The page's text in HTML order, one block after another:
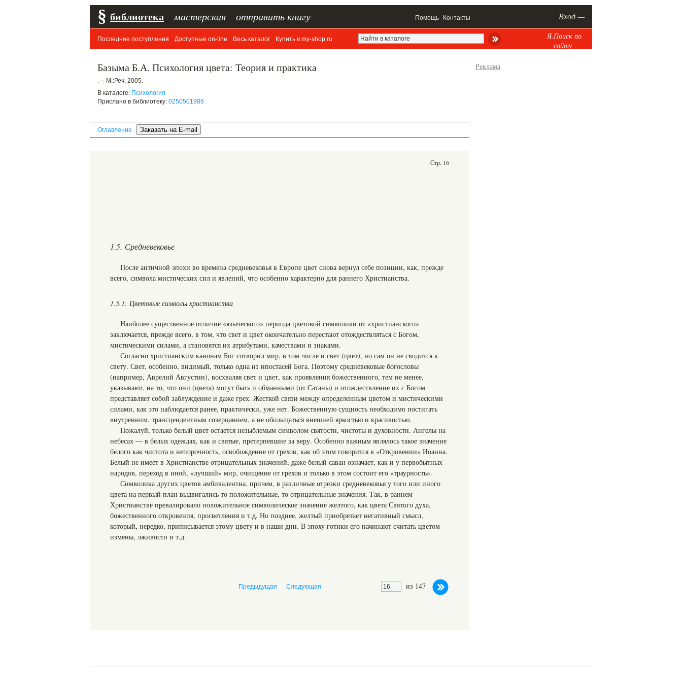
§ библиотека мастерская отправить книгу Помощь Контакты Вход —
Последние поступления Доступные on-line Весь каталог Купить в my-shop.ru
Я.Поиск по
сайту
Базыма Б.А. Психология цвета: Теория и практика
. -- М.:Реч, 2005.
В каталоге: Психология
Прислано в библиотеку: 0250501986
Оглавление
Стр. 16
1.5. Средневековье
После античной эпохи во времена средневековья в Европе цвет снова вернул себе позиции, как, прежде
всего, символа мистических сил и явлений, что особенно характерно для раннего Христианства.
1.5.1. Цветовые символы христианства
Наиболее существенное отличие «языческого» периода цветовой символики от «христианского»
заключается, прежде всего, в том, что свет и цвет окончательно перестают отождествляться с Богом,
мистическими силами, а становятся их атрибутами, качествами и знаками.
Согласно христианским канонам Бог сотворил мир, в том числе и свет (цвет), но сам он не сводится к
свету. Свет, особенно, видимый, только одна из ипостасей Бога. Поэтому средневековые богословы
(например, Аврелий Августин), восхваляя свет и цвет, как проявления божественного, тем не менее,
указывают, на то, что они (цвета) могут быть и обманными (от Сатаны) и отождествление их с Богом
представляет собой заблуждение и даже грех. Жесткой связи между определенным цветом и мистическими
силами, как это наблюдается ранее, практически, уже нет. Божественную сущность необходимо постигать
внутренним, трансцендентным созерцанием, а не обольщаться внешней яркостью и красивостью.
Пожалуй, только белый цвет остается незыблемым символом святости, чистоты и духовности. Ангелы на
небесах — в белых одеждах, как и святые, претерпевшие за веру. Особенно важным являлось такое значение
белого как чистота и непорочность, освобождение от грехов, как об этом говорится в «Откровении» Иоанна.
Белый не имеет в Христианстве отрицательных значений, даже белый саван означает, как и у первобытных
народов, переход в иной, «лучший» мир, очищение от грехов и только в этом состоит его «траурность».
Символика других цветов амбивалентна, причем, в различные отрезки средневековья у того или иного
цвета на первый план выдвигались то положительные, то отрицательные значения. Так, в раннем
Христианстве превалировало положительное символическое значение желтого, как цвета Святого духа,
божественного откровения, просветления и т.д. Но позднее, желтый приобретает негативный смысл,
который, нередко, приписывается этому цвету и в наши дни. В эпоху готики его начинают считать цветом
измены, лживости и т.д.
из 147
Предыдущая Следующая
Реклама